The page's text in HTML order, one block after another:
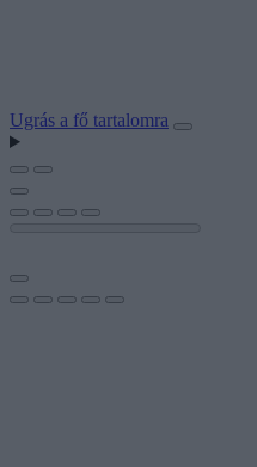
Ugrás a fő tartalomra